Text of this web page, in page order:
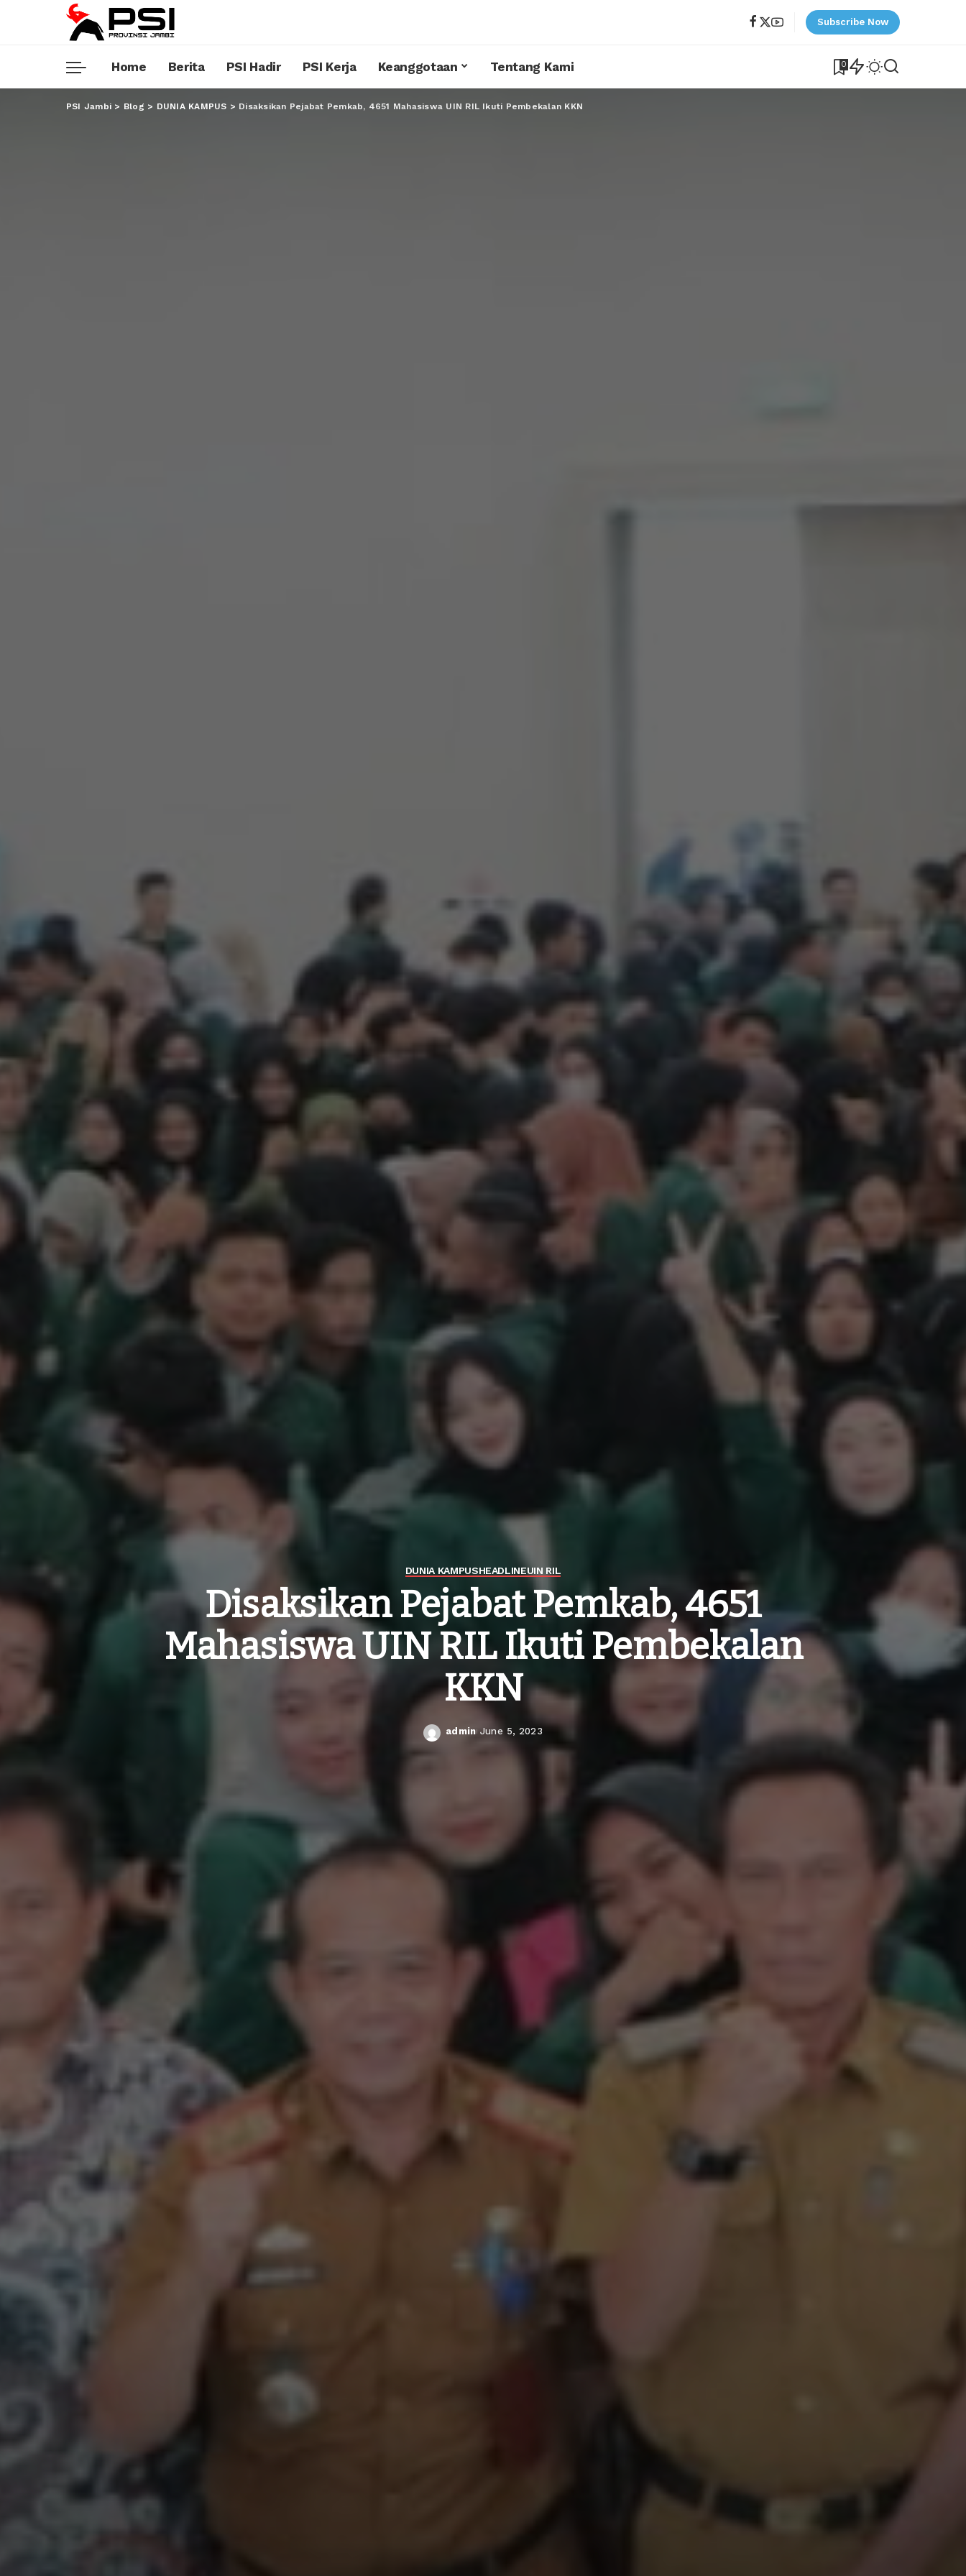
Subscribe Now
Home Berita PSI Hadir PSI Kerja Keanggotaan Tentang Kami 0
PSI Jambi > Blog > DUNIA KAMPUS > Disaksikan Pejabat Pemkab, 4651 Mahasiswa UIN RIL Ikuti Pembekalan KKN
DUNIA KAMPUSHEADLINEUIN RIL
Disaksikan Pejabat Pemkab, 4651
Mahasiswa UIN RIL Ikuti Pembekalan
KKN
Posted
admin June 5, 2023